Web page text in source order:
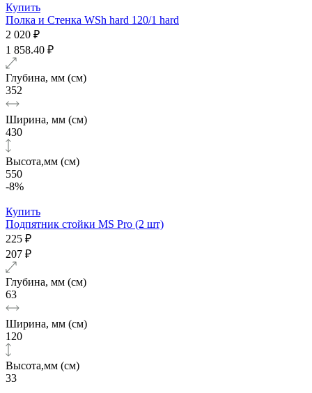
Купить
Полка и Стенка WSh hard 120/1 hard
2 020 ₽
1 858.40 ₽
Глубина, мм (см)
352
Ширина, мм (см)
430
Высота,мм (см)
550
-8%
Купить
Подпятник стойки MS Pro (2 шт)
225 ₽
207 ₽
Глубина, мм (см)
63
Ширина, мм (см)
120
Высота,мм (см)
33